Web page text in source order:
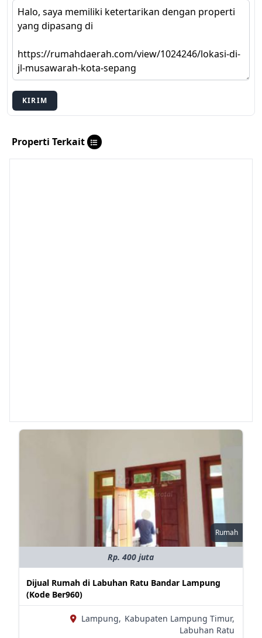
KIRIM
Properti Terkait
Rumah
Rp. 400 juta
Dijual Rumah di Labuhan Ratu Bandar Lampung
(Kode Ber960)
Lampung, Kabupaten Lampung Timur,
Labuhan Ratu